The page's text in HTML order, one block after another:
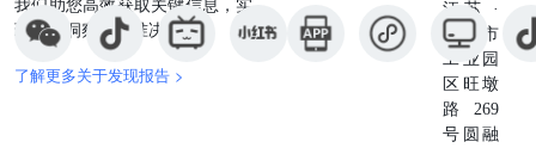
我们助您高效获取关键信息，实
现深度洞察与精准决策。
了解更多关于发现报告 >
江苏 ·
苏州市
工业园
区旺墩
路269
号圆融